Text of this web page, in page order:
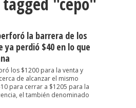
la barrera de los
ya perdió $40 en lo que
los $1200 para la venta y
de alcanzar el mismo
para cerrar a $1205 para la
el también denominado